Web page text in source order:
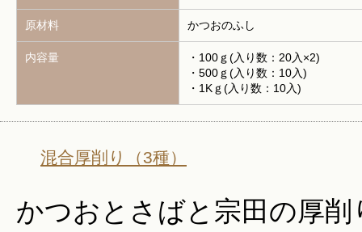
原材料 かつおのふし
内容量
・100ｇ(入り数：20入×2)
・500ｇ(入り数：10入)
・1Kｇ(入り数：10入)
混合厚削り（3種）
かつおとさばと宗田の厚削